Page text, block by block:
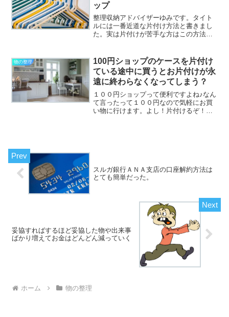
ップ
整理収納アドバイザーゆみです。タイト
ルには一番近道な片付け方法と書きまし
た。実は片付けが苦手な方はこの方法だ
やり方で片づけてしまいがちです。しか
しこの方法は間違いなく一...
物の整理
100円ショップのケースを片付け
ている途中に買うとお片付けが永
遠に終わらなくなってしまう？
１００円ショップって便利ですよね♪なん
て言ったって１００円なので気軽にお買
い物に行けます。よし！片付けるぞ！っ
スルガ銀行ＡＮＡ支店の口座解約方法は
とても簡単だった。
妥協すればするほど妥協した物や出来事
ばかり増えてお金はどんどん減っていく
ホーム 物の整理